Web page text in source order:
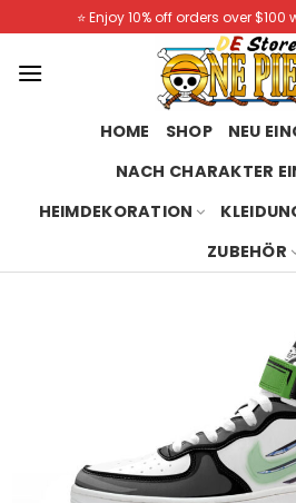
to
content
⭐️ Enjoy 10% off orders over $100
HOME SHOP
NEU
NACH CHARAKTER
HEIMDEKORATION
ZUBEHÖR